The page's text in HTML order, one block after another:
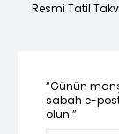
Resmi Tatil
“Günün
sabah e-
olun.”